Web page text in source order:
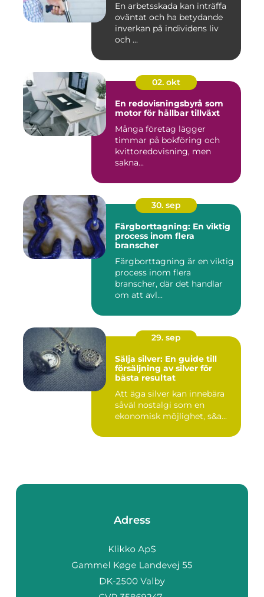
En arbetsskada kan inträffa
oväntat och ha betydande
inverkan på individens liv
och ...
02. okt
En redovisningsbyrå som
motor för hållbar tillväxt
Många företag lägger
timmar på bokföring och
kvittoredovisning, men
sakna...
30. sep
Färgborttagning: En viktig
process inom flera
branscher
Färgborttagning är en viktig
process inom flera
branscher, där det handlar
om att avl...
29. sep
Sälja silver: En guide till
försäljning av silver för
bästa resultat
Att äga silver kan innebära
såväl nostalgi som en
ekonomisk möjlighet, s&a...
Adress